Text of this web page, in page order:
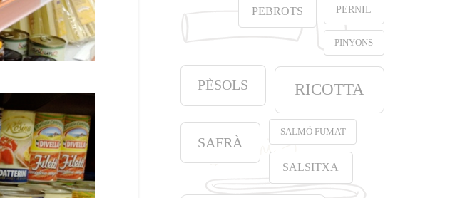
PEBROTS PERNIL
PINYONS
PÈSOLS RICOTTA
SAFRÀ
SALMÓ FUMAT
SALSITXA